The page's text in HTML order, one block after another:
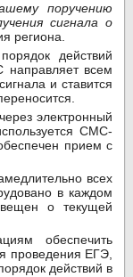
поручению
сигнала о
региона.
действий
направляет всем
и ставится
электронный
СМС-
прием с
всех
в каждом
о текущей
обеспечить
проведения ЕГЭ,
действий в